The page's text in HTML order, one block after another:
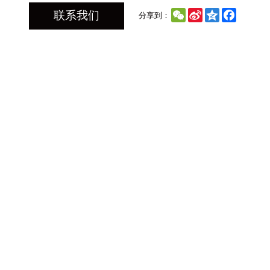
联系我们 分享到： WeChat
Sina
Weibo
Qzone